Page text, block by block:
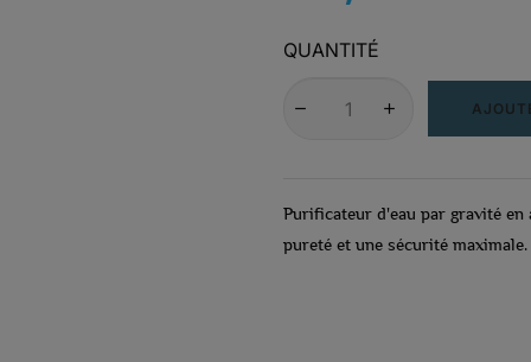
QUANTITÉ
Purificateur d'eau par gravité
pureté et une sécurité